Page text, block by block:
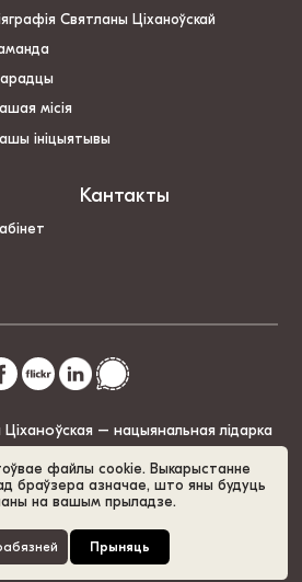
файлы cookie. Выкарыстанне
браўзера азначае, што яны будуць
на вашым прыладзе.
Прыняць
Святланы Ціханоўскай
місія
ініцыятывы
Кантакты
– нацыянальная лідарка